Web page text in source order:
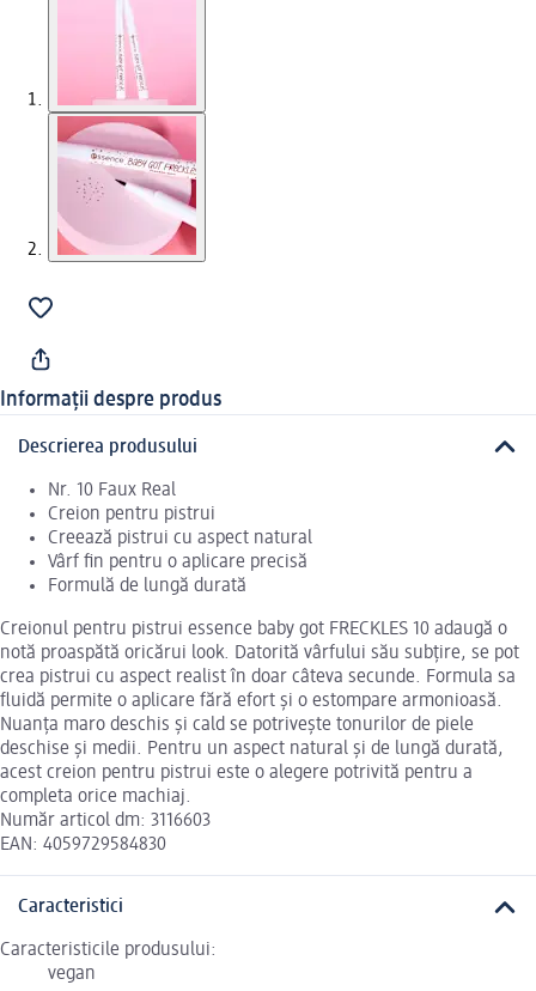
Informații despre produs
Descrierea produsului
Nr. 10 Faux Real
Creion pentru pistrui
Creează pistrui cu aspect natural
Vârf fin pentru o aplicare precisă
Formulă de lungă durată
Creionul pentru pistrui essence baby got FRECKLES 10 adaugă o
notă proaspătă oricărui look. Datorită vârfului său subțire, se pot
crea pistrui cu aspect realist în doar câteva secunde. Formula sa
fluidă permite o aplicare fără efort și o estompare armonioasă.
Nuanța maro deschis și cald se potrivește tonurilor de piele
deschise și medii. Pentru un aspect natural și de lungă durată,
acest creion pentru pistrui este o alegere potrivită pentru a
completa orice machiaj.
Număr articol dm: 3116603
EAN: 4059729584830
Caracteristici
Caracteristicile produsului:
vegan